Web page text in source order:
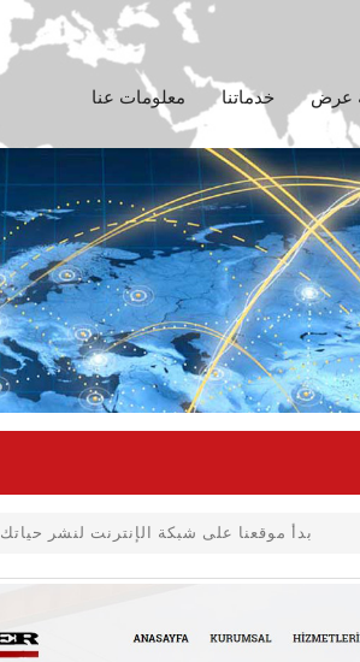
معلومات عنا خدماتنا عرض
بدأ موقعنا على شبكة الإنترنت لنشر حياتك